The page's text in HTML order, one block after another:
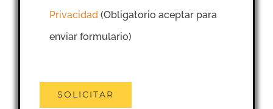
Privacidad (Obligatorio aceptar para
enviar formulario)